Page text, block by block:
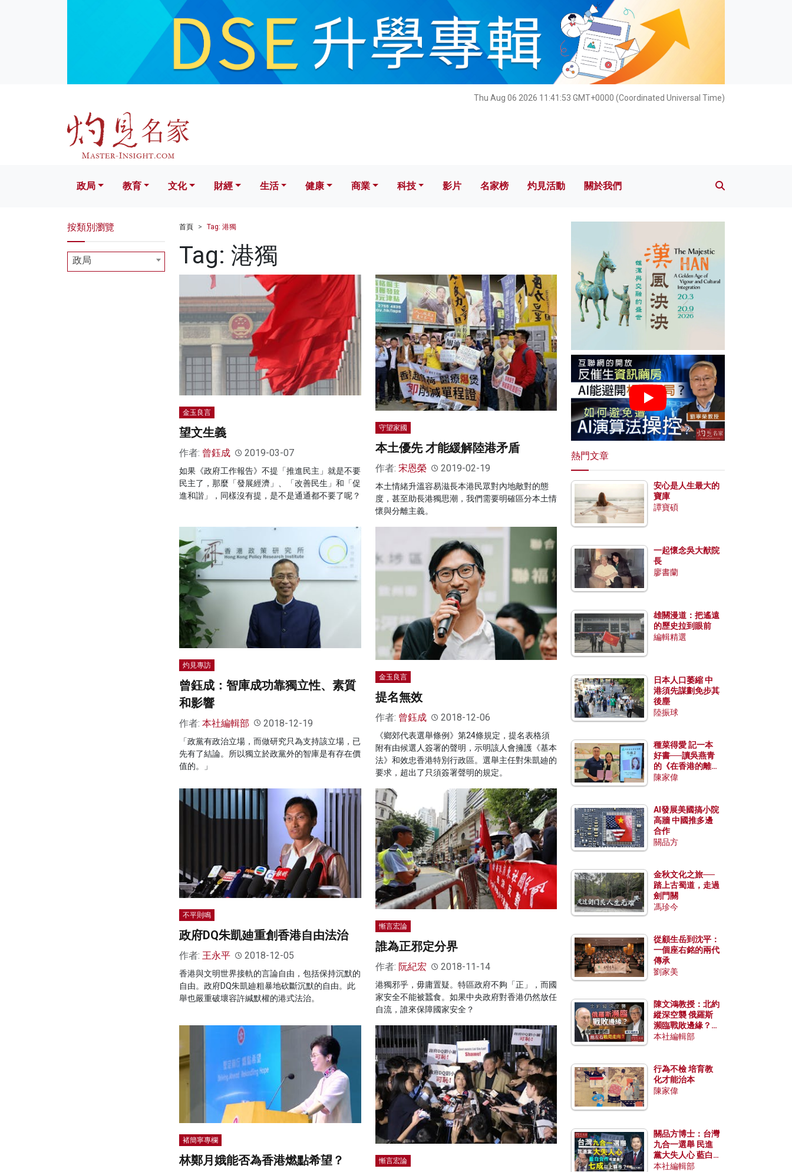
Thu Aug 06 2026 11:41:55 GMT+0000 (Coordinated Universal Time)
文化 財經 生活 健康 科技 影片 名家榜 灼見活動 關於我們
政局 教育 文化 財經 生活 健康 商業 科技 影片 名家榜 灼見活動 關於我們
首頁 Tag: 港獨
Tag: 港獨
金玉良言
望文生義
作者: 曾鈺成 2019-03-07
如果《政府工作報告》不提「推進民主」就是不要
民主了，那麼「發展經濟」、「改善民生」和「促
進和諧」，同樣沒有提，是不是通通都不要了呢？
守望家國
本土優先 才能緩解陸港矛盾
作者: 宋恩榮 2019-02-19
本土情緒升溫容易滋長本港民眾對內地敵對的態
度，甚至助長港獨思潮，我們需要明確區分本土情
懷與分離主義。
灼見專訪
曾鈺成：智庫成功靠獨立性、素質
和影響
作者: 本社編輯部 2018-12-19
「政黨有政治立場，而做研究只為支持該立場，已
先有了結論。所以獨立於政黨外的智庫是有存在價
值的。」
金玉良言
提名無效
作者: 曾鈺成 2018-12-06
《鄉郊代表選舉條例》第24條規定，提名表格須
附有由候選人簽署的聲明，示明該人會擁護《基本
法》和效忠‪香港特別行政區‬。選舉主任對朱凱廸的
要求，超出了只須簽署聲明的規定。
不平則鳴
政府DQ朱凱廸重創香港自由法治
作者: 王永平 2018-12-05
香港與文明世界接軌的言論自由，包括保持沉默的
自由。政府DQ朱凱廸粗暴地砍斷沉默的自由。此
舉也嚴重破壞容許緘默權的港式法治。
慚言宏論
誰為正邪定分界
作者: 阮紀宏 2018-11-14
港獨邪乎，毋庸置疑。特區政府不夠「正」，而國
家安全不能被蠶食。如果中央政府對香港仍然放任
自流，誰來保障國家安全？
褚簡寧專欄
林鄭月娥能否為香港燃點希望？ 慚言宏論
按類別瀏覽
政局
熱門文章
安心是人生最大的
寶庫
譚寶碩
一起懷念吳大猷院
長
廖書蘭
雄關漫道：把遙遠
的歷史拉到眼前
編輯精選
日本人口萎縮 中
港須先謀劃免步其
後塵
陸振球
種菜得愛 記一本
好書──讀吳燕青
的《在香港的離島
種菜》
陳家偉
AI發展美國搞小院
高牆 中國推多邊
合作
關品方
金秋文化之旅──
踏上古蜀道，走過
劍門關
馮珍今
從顧生岳到沈平：
一個座右銘的兩代
傳承
劉家美
陳文鴻教授：北約
縱深空襲 俄羅斯
瀕臨戰敗邊緣？中
國零部件能左右戰
本社編輯部
行為不檢 培育教
化才能治本
陳家偉
關品方博士：台灣
九合一選舉 民進
黨大失人心 藍白
合作有望拿下七成
本社編輯部